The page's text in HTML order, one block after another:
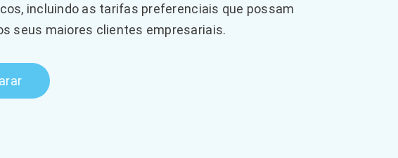
incluindo as tarifas preferenciais que possam
seus maiores clientes empresariais.